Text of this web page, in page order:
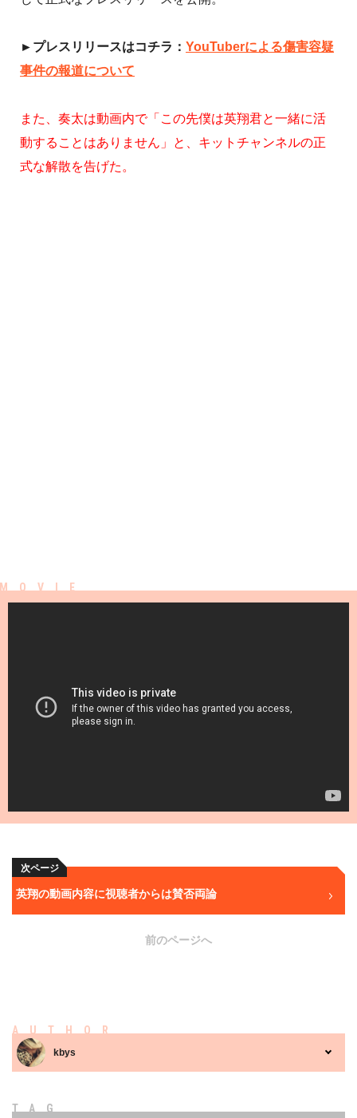
►プレスリリースはコチラ： YouTuberによる傷害容疑
事件の報道について
また、 奏太は動画内で「この先僕は英翔君と一緒に活
動することはありません」と、キットチャンネルの正
式な解散を告げた。
次ページ
英翔の動画内容に視聴者からは賛否両論
前のページへ
AUTHOR
kbys
TAG